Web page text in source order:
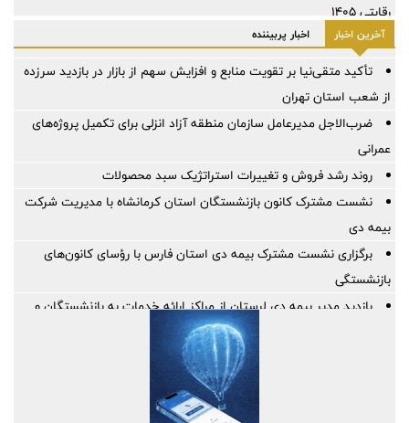
رقابتی ۱۴۰۵
آخرین اخبار اخبار پربیننده
تأکید متقی‌نیا بر تقویت منابع و افزایش سهم از بازار در بازدید سرزده
از شعب استان تهران
ضرب‌الاجل مدیرعامل سازمان منطقه آزاد انزلی برای تكمیل پروژه‌های
عمرانی
روند رشد فروش و تغییرات استراتژیک سبد محصولات
نشست مشترک کانون بازنشستگان استان کرمانشاه با مدیریت شرکت
بیمه دی
برگزاری نشست مشترک بیمه دی استان فارس با رؤسای کانون‌های
بازنشستگی
بازدید مدیر بیمه دی لرستان از مراکز ارائه خدمات به بازنشستگان و
حاکمیت داده و بیمه‌گری پیمایشی
نقش‌آفرینی بانک صنعت و معدن در احیای کارخانه صنایع غذایی
سیروان دالاهو و بازگشت آن به چرخه تولید